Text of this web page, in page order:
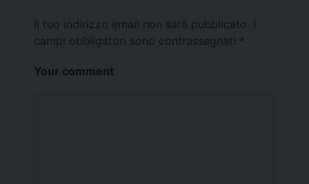
Il tuo indirizzo email non sarà pubblicato.
campi obbligatori sono contrassegnati *
Your comment